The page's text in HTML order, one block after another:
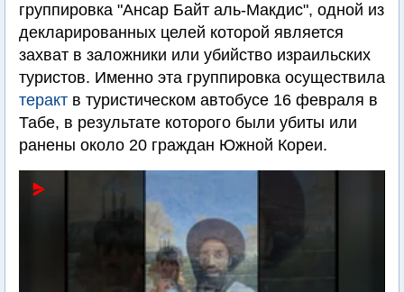
группировка "Ансар Байт аль-Макдис", одной из
декларированных целей которой является
захват в заложники или убийство израильских
туристов. Именно эта группировка осуществила
теракт в туристическом автобусе 16 февраля в
Табе, в результате которого были убиты или
ранены около 20 граждан Южной Кореи.